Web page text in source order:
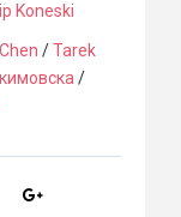
Koneski
/Tarek
/